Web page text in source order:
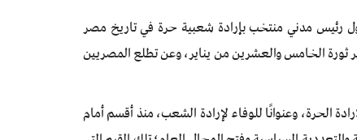
رئيس مدني منتخب بإرادة شعبية حرة في تاريخ مصر
الخامس والعشرين من يناير، وعن تطلع المصريين
الحرة، وعنوانًا للوفاء لإرادة الشعب، منذ أقسم أمام